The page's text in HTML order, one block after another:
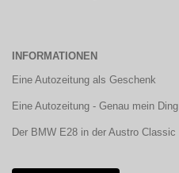
INFORMATIONEN
Eine Autozeitung als Geschenk
Eine Autozeitung - Genau mein Ding
Der BMW E28 in der Austro Classic